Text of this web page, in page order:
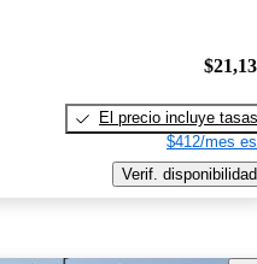
El precio incluye tasas
$412/mes
Verif. disponibilidad